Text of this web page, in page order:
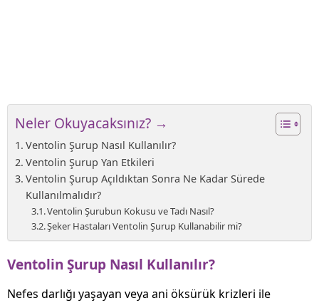
Neler Okuyacaksınız? →
Ventolin Şurup Nasıl Kullanılır?
Ventolin Şurup Yan Etkileri
Ventolin Şurup Açıldıktan Sonra Ne Kadar Sürede
Kullanılmalıdır?
Ventolin Şurubun Kokusu ve Tadı Nasıl?
Şeker Hastaları Ventolin Şurup Kullanabilir mi?
Ventolin Şurup Nasıl Kullanılır?
Nefes darlığı yaşayan veya ani öksürük krizleri ile